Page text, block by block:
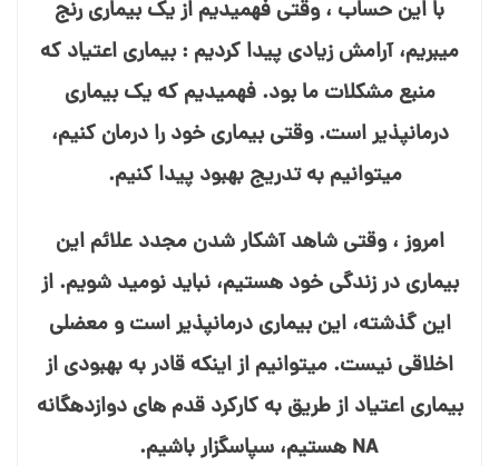
با این حساب ، وقتی فهمیدیم از یک بیماری رنج
می⁯بریم، آرامش زیادی پیدا کردیم : بیماری اعتیاد که
منبع مشکلات ما بود. فهمیدیم که یک بیماری
درمان⁯پذیر است. وقتی بیماری خود را درمان کنیم،
می⁯توانیم به تدریج بهبود پیدا کنیم.
امروز ، وقتی شاهد آشکار شدن مجدد علائم این
بیماری در زندگی خود هستیم، نباید نومید شویم. از
این گذشته، این بیماری درمان⁯پذیر است و معضلی
اخلاقی نیست. می⁯توانیم از اینکه قادر به بهبودی از
بیماری اعتیاد از طریق به کارکرد قدم های دوازده⁯گانه
NA هستیم، سپاسگزار باشیم.